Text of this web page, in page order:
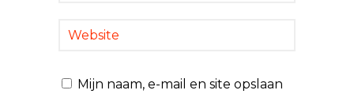
Mijn naam, e-mail en site opslaan